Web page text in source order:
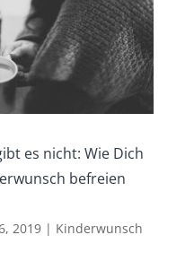
es nicht: Wie Dich
befreien
2019| Kinderwunsch